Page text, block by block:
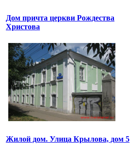
Дом причта церкви Рождества
Христова
Жилой дом. Улица Крылова, дом 5